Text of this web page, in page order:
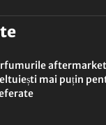
aftermarket
mai puțin